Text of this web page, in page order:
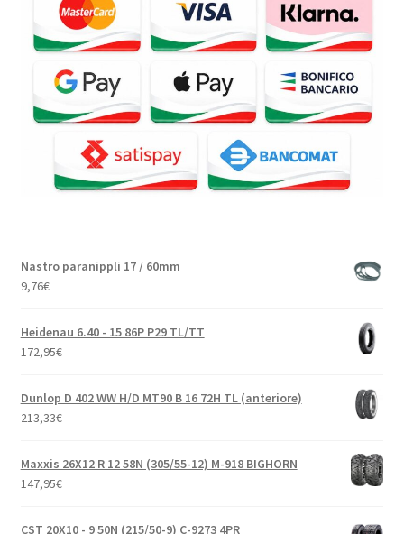
Nastro paranippli 17 / 60mm
9,76€
Heidenau 6.40 - 15 86P P29 TL/TT
172,95€
Dunlop D 402 WW H/D MT90 B 16 72H TL (anteriore)
213,33€
Maxxis 26X12 R 12 58N (305/55-12) M-918 BIGHORN
147,95€
CST 20X10 - 9 50N (215/50-9) C-9273 4PR